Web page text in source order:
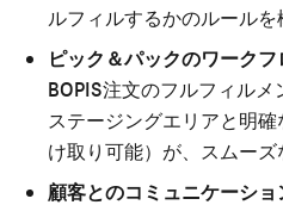
ルフィルするかのルールを
ピック＆パックのワークフ
BOPIS注文のフルフィル
ステージングエリアと明
け取り可能）が、スムーズ
顧客とのコミュニケーショ